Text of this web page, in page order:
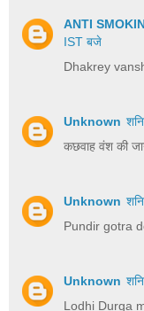
ANTI
IST बजे
Dhakrey
Unknown
कछवाह वंश की
Unknown
Pundir gotra
Unknown
Lodhi Durga